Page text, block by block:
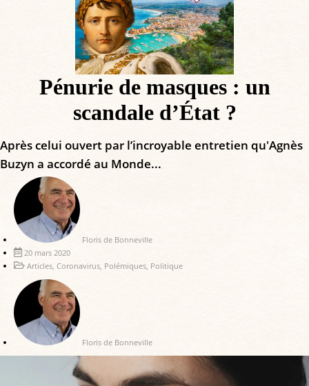
Pénurie de masques : un
scandale d’État ?
Après celui ouvert par l’incroyable entretien qu'Agnès
Buzyn a accordé au Monde...
Floris de Bonneville
20 mars 2020
Articles, Coronavirus, Polémiques, Politique
Floris de Bonneville